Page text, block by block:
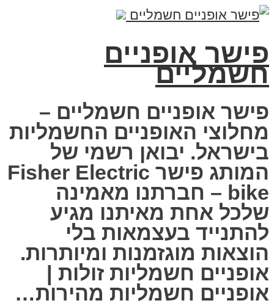
פישר אופניים
חשמליים
פישר אופניים חשמליים –
מחלוצי האופניים החשמליות
בישראל. יבואן רשמי של
המותג פישר Fisher Electric
bike – חברתנו מאמינה
שלכל אחת מאיתנו מגיע
להתנייד בעצמאות בלי
הוצאות מוגזמנות ומיותרות.
אופניים חשמליות זולות |
אופניים חשמליות מהירות…